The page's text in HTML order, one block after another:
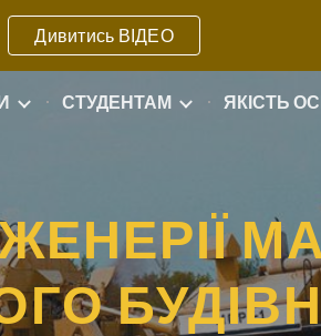
Skip to navigation
Дивитись ВІДЕО
СТУДЕНТАМ ЯКІСТЬ